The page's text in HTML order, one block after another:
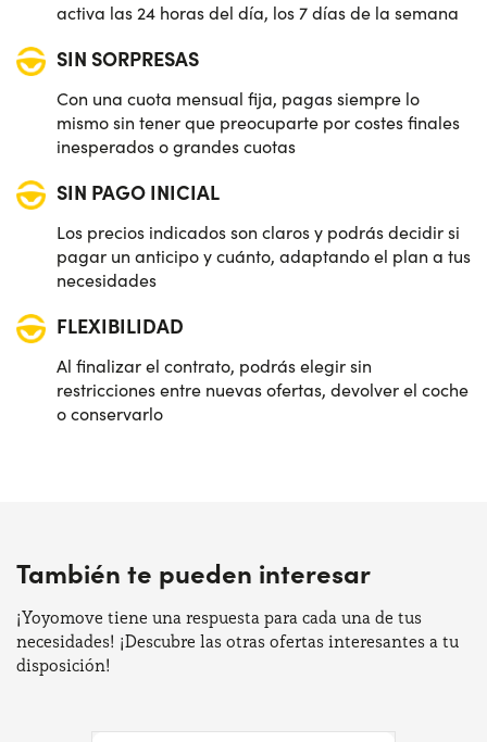
activa las 24 horas del día, los 7 días de la semana
SIN SORPRESAS
Con una cuota mensual fija, pagas siempre lo
mismo sin tener que preocuparte por costes finales
inesperados o grandes cuotas
SIN PAGO INICIAL
Los precios indicados son claros y podrás decidir si
pagar un anticipo y cuánto, adaptando el plan a tus
necesidades
FLEXIBILIDAD
Al finalizar el contrato, podrás elegir sin
restricciones entre nuevas ofertas, devolver el coche
o conservarlo
También te pueden interesar
¡Yoyomove tiene una respuesta para cada una de tus
necesidades! ¡Descubre las otras ofertas interesantes a tu
disposición!